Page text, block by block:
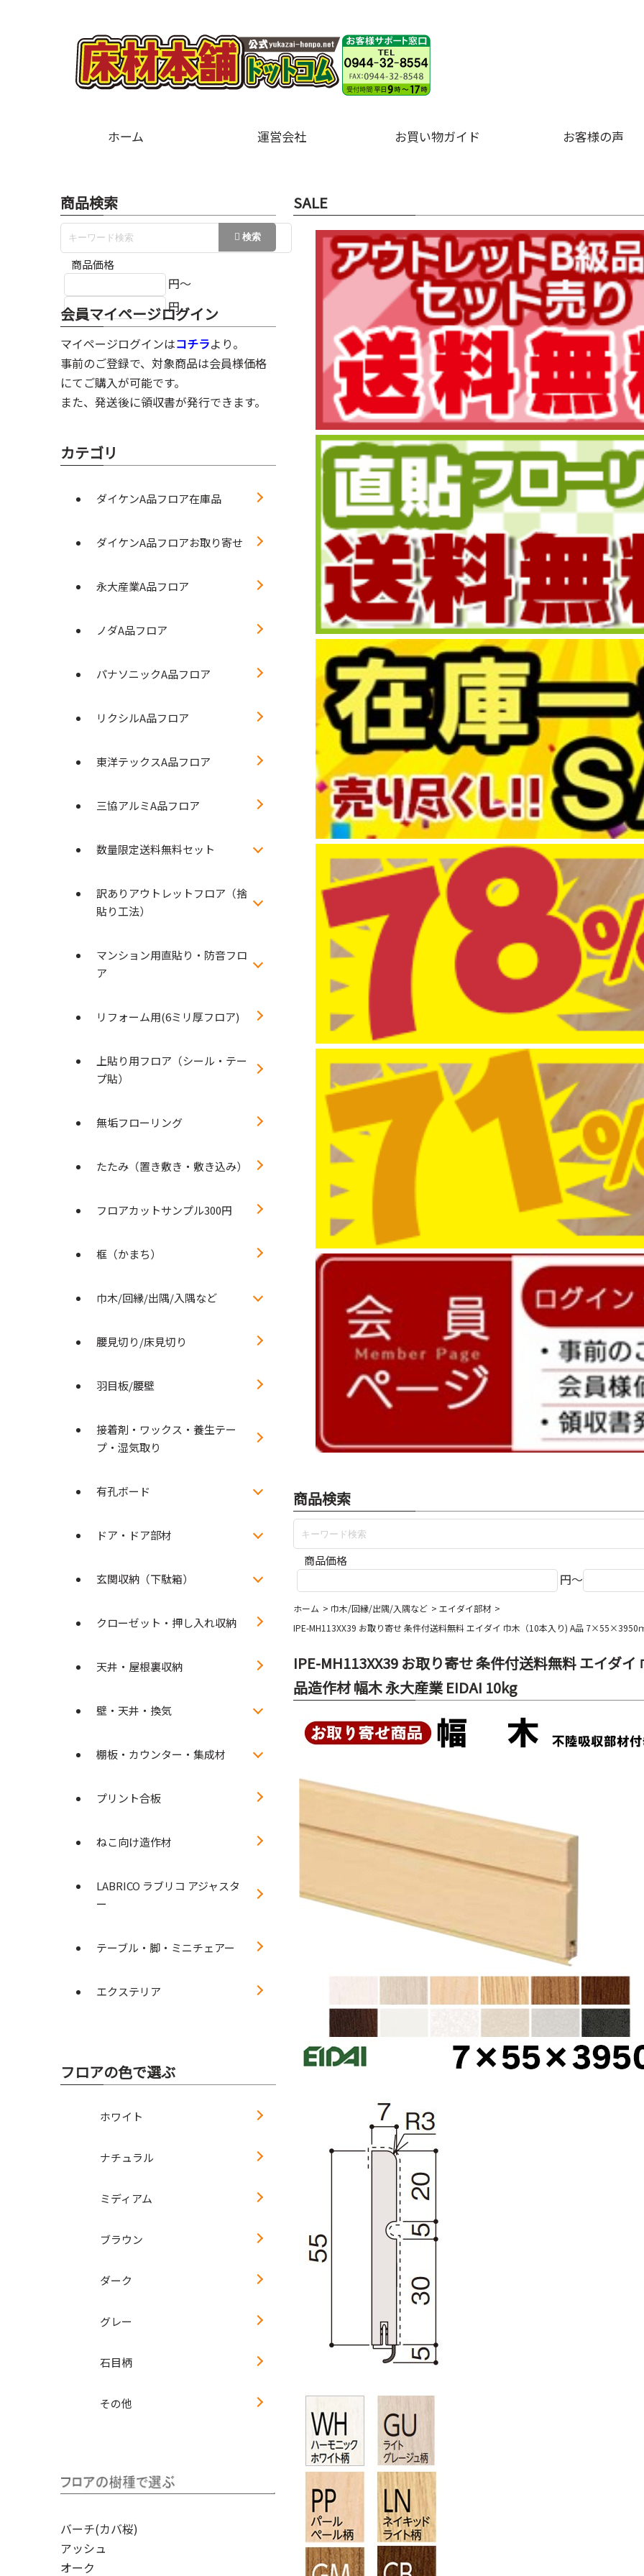
ホーム 運営会社 お買い物ガイド お客様の声
SALE
商品検索
商品価格
円～
ホーム 巾木/回縁/出隅/入隅など
エイダイ部材
IPE-MH113XX39 お取り寄せ 条件付送料無料 エイダイ 巾木（10本入り) A品 7×55×3950
IPE-MH113XX39 お取り寄せ 条件付送料無料 エイダ
品造作材 幅木 永大産業 EIDAI 10kg
商品検索
商品価格
円～
円
会員マイページログイン
マイページログインはコチラより。
事前のご登録で、対象商品は会員様価格
にてご購入が可能です。
また、発送後に領収書が発行できます。
カテゴリ
ダイケンA品フロア在庫品
ダイケンA品フロアお取り寄せ
永大産業A品フロア
ノダA品フロア
パナソニックA品フロア
リクシルA品フロア
東洋テックスA品フロア
三協アルミA品フロア
数量限定送料無料セット
訳ありアウトレットフロア（捨
貼り工法）
マンション用直貼り・防音フロ
ア
リフォーム用(6ミリ厚フロア)
上貼り用フロア（シール・テー
プ貼）
無垢フローリング
たたみ（置き敷き・敷き込み）
フロアカットサンプル300円
框（かまち）
巾木/回縁/出隅/入隅など
腰見切り/床見切り
羽目板/腰壁
接着剤・ワックス・養生テー
プ・湿気取り
有孔ボード
ドア・ドア部材
玄関収納（下駄箱）
クローゼット・押し入れ収納
天井・屋根裏収納
壁・天井・換気
棚板・カウンター・集成材
プリント合板
ねこ向け造作材
LABRICO ラブリコ アジャスタ
ー
テーブル・脚・ミニチェアー
エクステリア
フロアの色で選ぶ
ホワイト
ナチュラル
ミディアム
ブラウン
ダーク
グレー
石目柄
その他
バーチ(カバ桜)
アッシュ
オーク